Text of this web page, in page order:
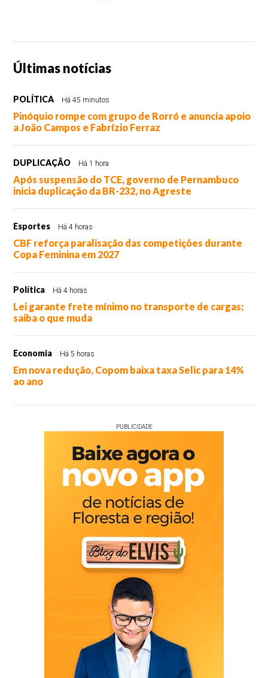
Últimas notícias
POLÍTICA Há 45 minutos
Pinóquio rompe com grupo de Rorró e anuncia apoio
a João Campos e Fabrízio Ferraz
DUPLICAÇÃO Há 1 hora
Após suspensão do TCE, governo de Pernambuco
inicia duplicação da BR-232, no Agreste
Esportes Há 4 horas
CBF reforça paralisação das competições durante
Copa Feminina em 2027
Política Há 4 horas
Lei garante frete mínimo no transporte de cargas;
saiba o que muda
Economia Há 5 horas
Em nova redução, Copom baixa taxa Selic para 14%
ao ano
PUBLICIDADE